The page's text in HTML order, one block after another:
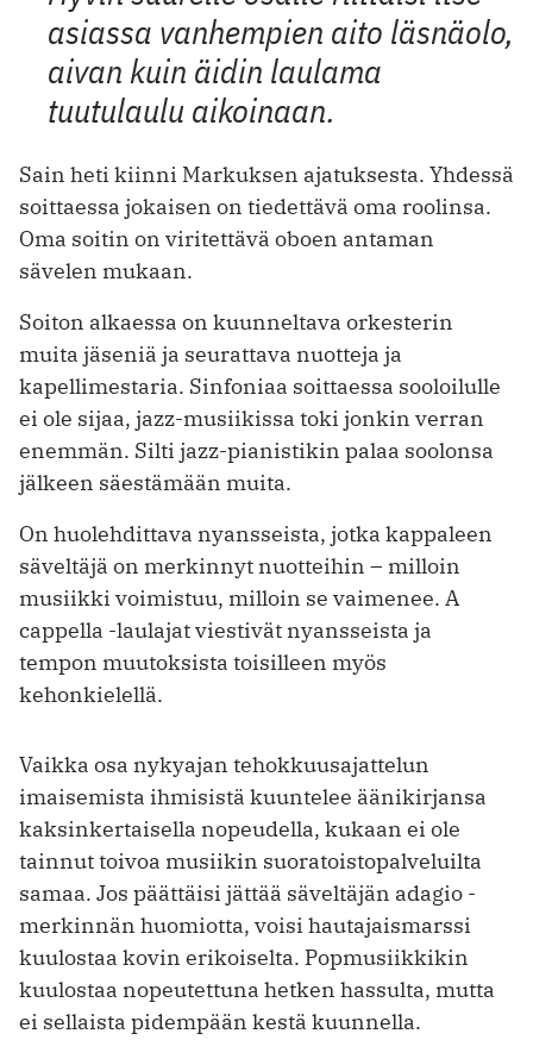
asiassa vanhempien aito läsnäolo,
aivan kuin äidin laulama
tuutulaulu aikoinaan.
Sain heti kiinni Markuksen ajatuksesta. Yhdessä
soittaessa jokaisen on tiedettävä oma roolinsa.
Oma soitin on viritettävä oboen antaman
sävelen mukaan.
Soiton alkaessa on kuunneltava orkesterin
muita jäseniä ja seurattava nuotteja ja
kapellimestaria. Sinfoniaa soittaessa sooloilulle
ei ole sijaa, jazz-musiikissa toki jonkin verran
enemmän. Silti jazz-pianistikin palaa soolonsa
jälkeen säestämään muita.
On huolehdittava nyansseista, jotka kappaleen
säveltäjä on merkinnyt nuotteihin – milloin
musiikki voimistuu, milloin se vaimenee. A
cappella -laulajat viestivät nyansseista ja
tempon muutoksista toisilleen myös
kehonkielellä.
Vaikka osa nykyajan tehokkuusajattelun
imaisemista ihmisistä kuuntelee äänikirjansa
kaksinkertaisella nopeudella, kukaan ei ole
tainnut toivoa musiikin suoratoistopalveluilta
samaa. Jos päättäisi jättää säveltäjän adagio -
merkinnän huomiotta, voisi hautajaismarssi
kuulostaa kovin erikoiselta. Popmusiikkikin
kuulostaa nopeutettuna hetken hassulta, mutta
ei sellaista pidempään kestä kuunnella.